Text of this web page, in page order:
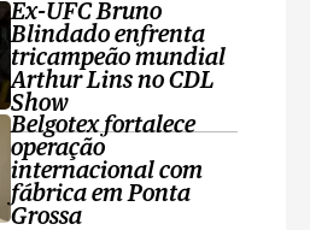
Ex-UFC Bruno
Blindado enfrenta
tricampeão mundial
Arthur Lins no CDL
Show
Belgotex fortalece
operação
internacional com
fábrica em Ponta
Grossa